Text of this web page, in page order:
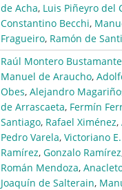
de Acha, Luis Piñeyro del
Constantino Becchi,
Fragueiro, Ramón de
Raúl Montero Bustamante
Manuel de Araucho,
Obes, Alejandro
de Arrascaeta, Fermín
Santiago, Rafael Ximénez,
Pedro Varela, Victoriano
Ramírez, Gonzalo Ramírez
Román Mendoza,
Joaquín de Salterain,